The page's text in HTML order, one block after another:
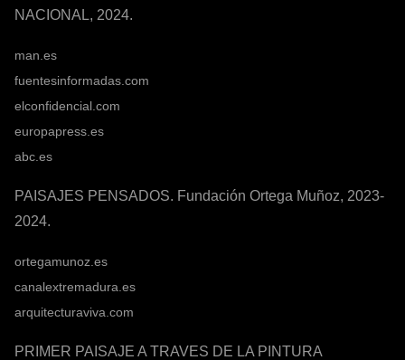
NACIONAL, 2024.
man.es
fuentesinformadas.com
elconfidencial.com
europapress.es
abc.es
PAISAJES PENSADOS. Fundación Ortega Muñoz, 2023-
2024.
ortegamunoz.es
canalextremadura.es
arquitecturaviva.com
PRIMER PAISAJE A TRAVES DE LA PINTURA